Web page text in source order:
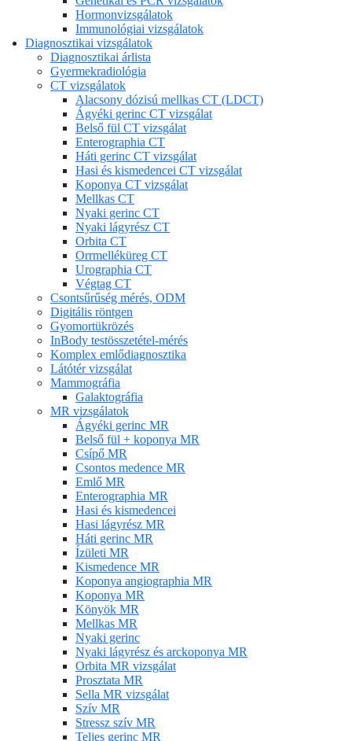
Hormonvizsgálatok
Immunológiai vizsgálatok
Diagnosztikai vizsgálatok
Diagnosztikai árlista
Gyermekradiológia
CT vizsgálatok
Alacsony dózisú mellkas CT (LDCT)
Ágyéki gerinc CT vizsgálat
Belső fül CT vizsgálat
Enterographia CT
Háti gerinc CT vizsgálat
Hasi és kismedencei CT vizsgálat
Koponya CT vizsgálat
Mellkas CT
Nyaki gerinc CT
Nyaki lágyrész CT
Orbita CT
Orrmelléküreg CT
Urographia CT
Végtag CT
Csontsűrűség mérés, ODM
Digitális röntgen
Gyomortükrözés
InBody testösszetétel-mérés
Komplex emlődiagnosztika
Látótér vizsgálat
Mammográfia
Galaktográfia
MR vizsgálatok
Ágyéki gerinc MR
Belső fül + koponya MR
Csípő MR
Csontos medence MR
Emlő MR
Enterographia MR
Hasi és kismedencei
Hasi lágyrész MR
Háti gerinc MR
Ízületi MR
Kismedence MR
Koponya angiographia MR
Koponya MR
Könyök MR
Mellkas MR
Nyaki gerinc
Nyaki lágyrész és arckoponya MR
Orbita MR vizsgálat
Prosztata MR
Sella MR vizsgálat
Szív MR
Stressz szív MR
Teljes gerinc MR